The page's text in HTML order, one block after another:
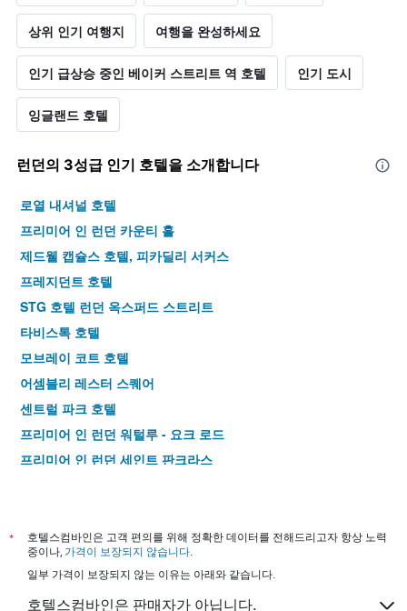
상위 인기 여행지 여행을 완성하세요
인기 급상승 중인 베이커 스트리트 역 호텔 인기 도시
잉글랜드 호텔
런던​의 3​성급 인기 호텔을 소개합니다
로열 내셔널 호텔
프리미어 인 런던 카운티 홀
제드웰 캡슐스 호텔, 피카딜리 서커스
프레지던트 호텔
STG 호텔 런던 옥스퍼드 스트리트
타비스톡 호텔
모브레이 코트 호텔
어셈블리 레스터 스퀘어
센트럴 파크 호텔
프리미어 인 런던 워털루 - 요크 로드
프리미어 인 런던 세인트 판크라스
킹스 크로스 인 호텔
제너레이터 런던
*
호텔스컴바인은 고객 편의를 위해 정확한 데이터를 전해드리고자 항상 노력
중이나, 가격이 보장되지 않습니다.
일부 가격이 보장되지 않는 이유는 아래와 같습니다.
호텔스컴바인은 판매자가 아닙니다.